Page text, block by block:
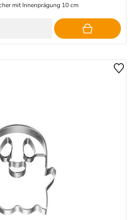
mit Innenprägung 10 cm